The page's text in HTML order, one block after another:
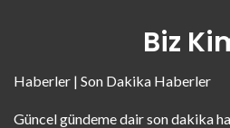
Biz
Haberler | Son Dakika Haberler
Güncel gündeme dair son dakika